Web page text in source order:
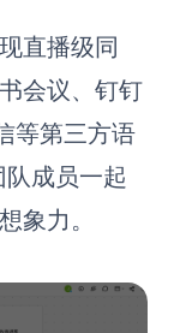
直播级同
会议、钉钉
等第三方语
成员一起
象力。